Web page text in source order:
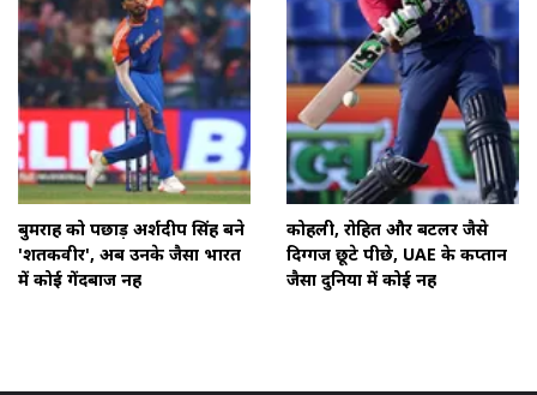
बुमराह को पछाड़ अर्शदीप सिंह बने
'शतकवीर', अब उनके जैसा भारत
में कोई गेंदबाज नहीं
कोहली, रोहित और बटलर जैसे
दिग्गज छूटे पीछे, UAE के कप्तान
जैसा दुनिया में कोई नहीं